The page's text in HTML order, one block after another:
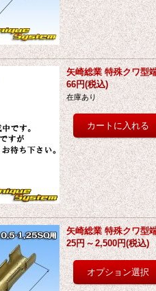
矢崎総業 特殊クワ型
66円(税込)
在庫あり
矢崎総業 特殊クワ型
25円～2,500円(税込)